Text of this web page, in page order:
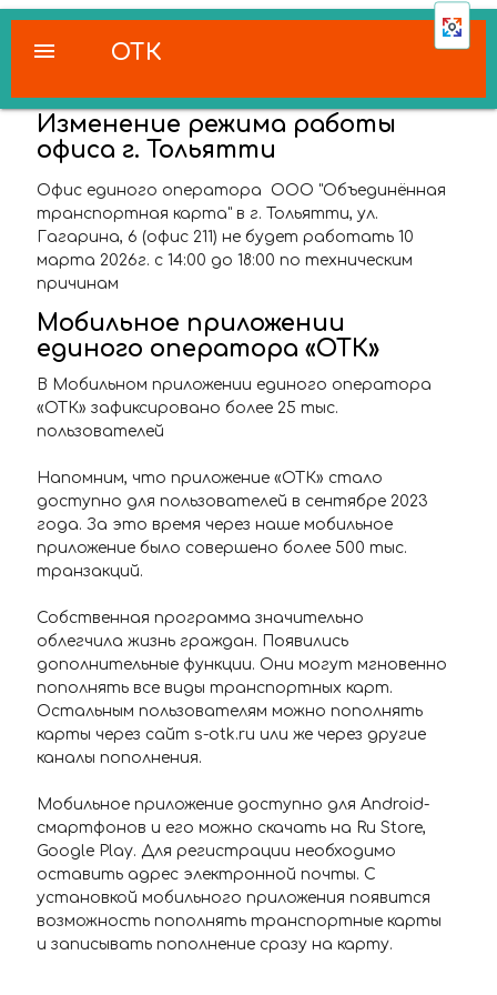
ОТК
menu
Изменение режима работы
офиса г. Тольятти
Офис единого оператора ООО "Объединённая
транспортная карта" в г. Тольятти, ул.
Гагарина, 6 (офис 211) не будет работать 10
марта 2026г. с 14:00 до 18:00 по техническим
причинам
Мобильное приложении
единого оператора «ОТК»
В Мобильном приложении единого оператора
«ОТК» зафиксировано более 25 тыс.
пользователей
Напомним, что приложение «ОТК» стало
доступно для пользователей в сентябре 2023
года. За это время через наше мобильное
приложение было совершено более 500 тыс.
транзакций.
Собственная программа значительно
облегчила жизнь граждан. Появились
дополнительные функции. Они могут мгновенно
пополнять все виды транспортных карт.
Остальным пользователям можно пополнять
карты через сайт s-otk.ru или же через другие
каналы пополнения.
Мобильное приложение доступно для Android-
смартфонов и его можно скачать на Ru Store,
Google Play. Для регистрации необходимо
оставить адрес электронной почты. С
установкой мобильного приложения появится
возможность пополнять транспортные карты
и записывать пополнение сразу на карту.